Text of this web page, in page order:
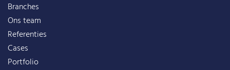
Branches
Ons team
Referenties
Cases
Portfolio